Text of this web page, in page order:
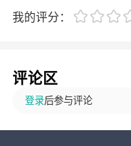
我的评分：
评论区
登录后参与评论